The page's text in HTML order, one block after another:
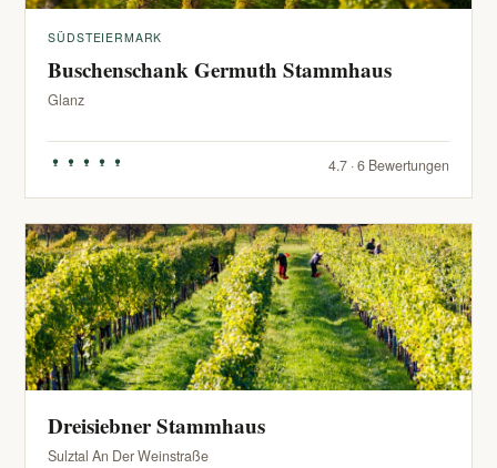
SÜDSTEIERMARK
Buschenschank Germuth Stammhaus
Glanz
4.7 · 6 Bewertungen
Dreisiebner Stammhaus
Sulztal An Der Weinstraße